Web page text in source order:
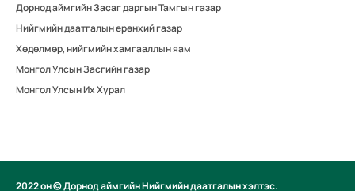
Дорнод аймгийн Засаг даргын Тамгын газар
Нийгмийн даатгалын ерөнхий газар
Хөдөлмөр, нийгмийн хамгааллын яам
Монгол Улсын Засгийн газар
Монгол Улсын Их Хурал
2022 он © Дорнод аймгийн Нийгмийн даатгалын хэлтэс.